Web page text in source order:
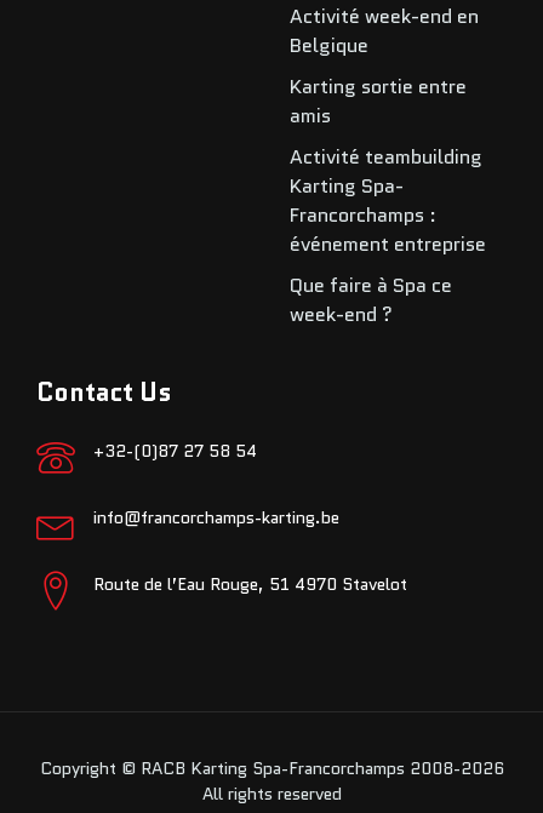
Activité week-end en
Belgique
Karting sortie entre
amis
Activité teambuilding
Karting Spa-
Francorchamps :
événement entreprise
Que faire à Spa ce
week-end ?
Contact Us
+32-(0)87 27 58 54
info@francorchamps-karting.be
Route de l’Eau Rouge, 51 4970 Stavelot
Copyright © RACB Karting Spa-Francorchamps 2008-2026
All rights reserved